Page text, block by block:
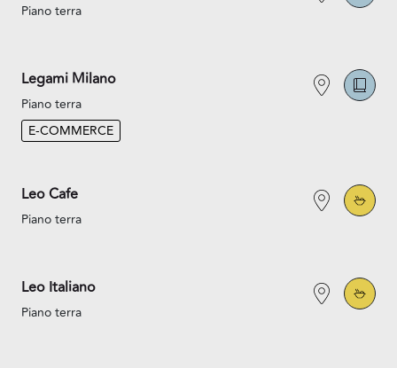
Piano terra
Legami Milano
Piano terra
E-COMMERCE
Leo Cafe
Piano terra
Leo Italiano
Piano terra